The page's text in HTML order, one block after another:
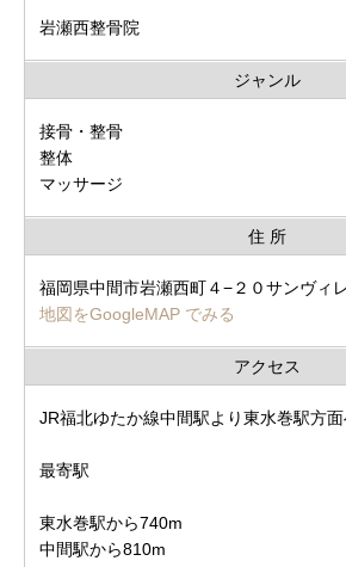
岩瀬西整骨院
ジャンル
接骨・整骨
整体
マッサージ
住 所
福岡県中間市岩瀬西町４−２０サンヴィ
地図をGoogleMAP でみる
アクセス
JR福北ゆたか線中間駅より東水巻駅方
最寄駅
東水巻駅から740m
中間駅から810m